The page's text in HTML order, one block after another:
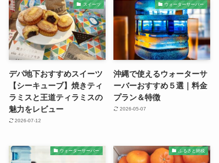
スイーツ
デパ地下おすすめスイーツ
【シーキューブ】焼きティ
ラミスと王道ティラミスの
魅力をレビュー
2026-07-12
ウォーターサーバー
沖縄で使えるウォーターサ
ーバーおすすめ５選｜料金
プラン＆特徴
2026-05-07
ウォーターサーバー ふるさと納税